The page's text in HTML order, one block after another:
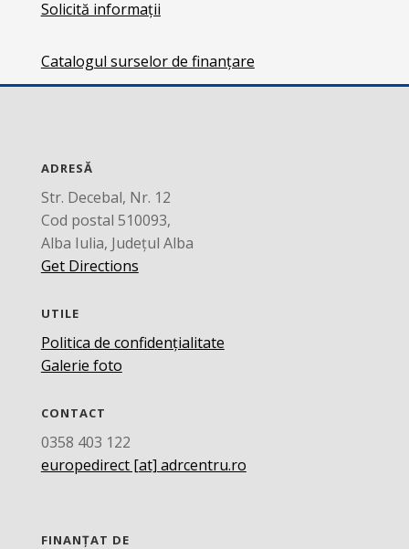
Solicită informații
Catalogul surselor de finanțare
ADRESĂ
Str. Decebal, Nr. 12
Cod postal 510093,
Alba Iulia, Județul Alba
Get Directions
UTILE
Politica de confidențialitate
Galerie foto
CONTACT
0358 403 122
europedirect [at] adrcentru.ro
FINANȚAT DE